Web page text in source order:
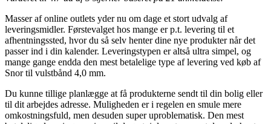
Masser af online outlets yder nu om dage et stort udvalg af
leveringsmidler. Førstevalget hos mange er p.t. levering til et
afhentningssted, hvor du så selv henter dine nye produkter når det
passer ind i din kalender. Leveringstypen er altså ultra simpel, og
mange gange endda den mest betalelige type af levering ved køb af
Snor til vulstbånd 4,0 mm.
Du kunne tillige planlægge at få produkterne sendt til din bolig eller
til dit arbejdes adresse. Muligheden er i regelen en smule mere
omkostningsfuld, men desuden super uproblematisk. Den mest